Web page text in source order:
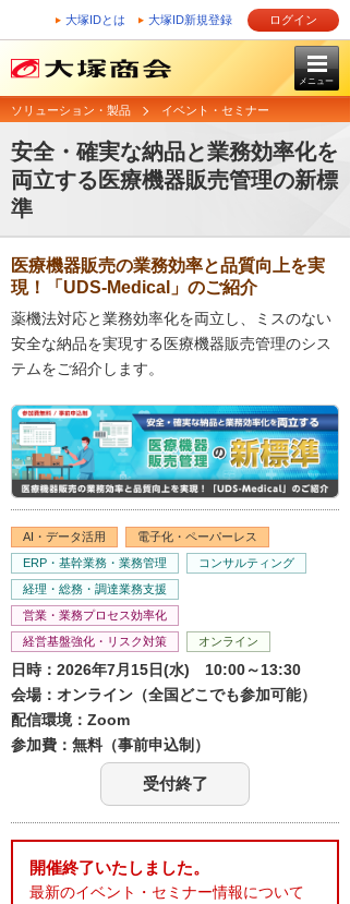
大塚IDとは 大塚ID新規登録 ログイン
メニュー
ソリューション・製品 イベント・セミナー
安全・確実な納品と業務効率化を
両立する医療機器販売管理の新標
準
医療機器販売の業務効率と品質向上を実
現！「UDS-Medical」のご紹介
薬機法対応と業務効率化を両立し、ミスのない
安全な納品を実現する医療機器販売管理のシス
テムをご紹介します。
AI・データ活用
電子化・ペーパーレス
ERP・基幹業務・業務管理
コンサルティング
経理・総務・調達業務支援
営業・業務プロセス効率化
経営基盤強化・リスク対策
オンライン
日時：2026年7月15日(水) 10:00～13:30
会場：オンライン（全国どこでも参加可能）
配信環境：Zoom
参加費：無料（事前申込制）
受付終了
開催終了いたしました。
最新のイベント・セミナー情報について